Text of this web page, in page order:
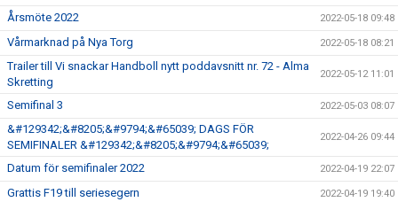
Årsmöte 2022 2022-05-18 09:48
Vårmarknad på Nya Torg 2022-05-18 08:21
Trailer till Vi snackar Handboll nytt poddavsnitt nr. 72 - Alma
Skretting
2022-05-12 11:01
Semifinal 3 2022-05-03 08:07
&#129342;&#8205;&#9794;&#65039; DAGS FÖR
SEMIFINALER &#129342;&#8205;&#9794;&#65039;
2022-04-26 09:44
Datum för semifinaler 2022 2022-04-19 22:07
Grattis F19 till seriesegern 2022-04-19 19:40